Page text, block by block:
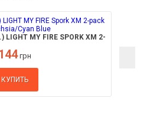
MY FIRE SPORK XM 2-
грн
КУПИТЬ